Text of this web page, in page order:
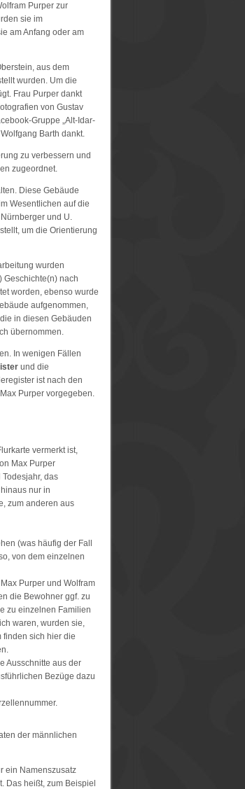
Purper zur
sie im
am Anfang oder am
aus dem
wurden. Um die
Frau Purper dankt
von Gustav
Gruppe „Alt-Idar-
Barth dankt.
zu verbessern und
zugeordnet.
Diese Gebäude
Wesentlichen auf die
und U.
um die Orientierung
wurden
Geschichte(n) nach
worden, ebenso wurde
aufgenommen,
in diesen Gebäuden
übernommen.
In wenigen Fällen
und die
ist nach den
Purper vorgegeben.
vermerkt ist,
Max Purper
das
nur in
zum anderen aus
(was häufig der Fall
von dem einzelnen
Purper und Wolfram
die Bewohner ggf. zu
zu einzelnen Familien
waren, wurden sie,
finden sich hier die
Ausschnitte aus der
Bezüge dazu
der männlichen
ein Namenszusatz
Das heißt, zum Beispiel